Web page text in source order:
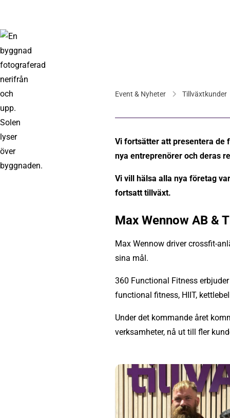
Event & Nyheter Tillväxtkunder
Vi fortsätter att presentera de
nya entreprenörer och deras
Vi vill hälsa alla nya företag
fortsatt tillväxt.
Max Wennow AB &
Max Wennow driver crossfit-
sina mål.
360 Functional Fitness
functional fitness, HIIT,
Under det kommande året
verksamheter, nå ut till fler